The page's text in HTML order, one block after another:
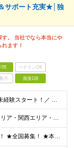
サポート充実★│独
す。 当社でなら本当にや
ます！
問 ベテランOK
月 面接1回
＼20代が9割！ほぼ全員が未経験スタート！／ ★未経験歓迎 ★学歴不問 ★第二新卒歓迎 ★ブランクOK 特別な知識や経験は一切不問です。 「やってみたい」という意欲を重視し、選考を行います。 ■こ
★全国募集です！ 【関東エリア・関西エリア・東海エリア】 ■月給22万円～30万円＋各種手当 ※上記には、固定残業代が含まれます └関東エリア：月9時間分（月1万3808円～） └関西エリア：月15
★研修はオンラインで完結！ ★全国募集！ ★本配属後はリモート可能な案件もあり！ 下記いずれかでの勤務になります ◎本社 ◎各事業所 ◎全国の各プロジェクト先 【東京本社】 東京都台東区上野7丁目